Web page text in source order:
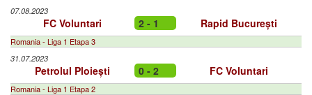
07.08.2023
FC Voluntari 2 - 1 Rapid București
Romania - Liga 1 Etapa 3
31.07.2023
Petrolul Ploiești 0 - 2 FC Voluntari
Romania - Liga 1 Etapa 2